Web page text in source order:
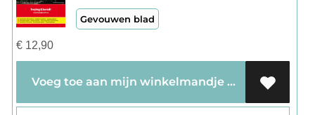
Gevouwen blad
€12,90
Voeg toe aan mijn winkelmandje